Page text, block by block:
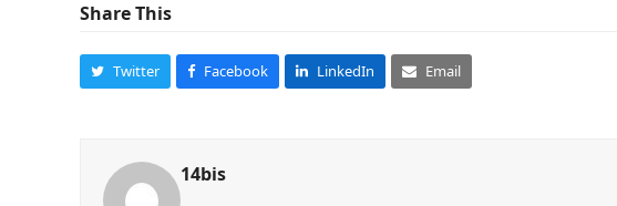
Share This
Twitter Facebook LinkedIn Email
14bis